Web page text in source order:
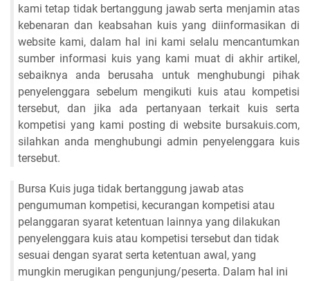
kami tetap tidak bertanggung jawab serta menjamin atas
kebenaran dan keabsahan kuis yang diinformasikan di
website kami, dalam hal ini kami selalu mencantumkan
sumber informasi kuis yang kami muat di akhir artikel,
sebaiknya anda berusaha untuk menghubungi pihak
penyelenggara sebelum mengikuti kuis atau kompetisi
tersebut, dan jika ada pertanyaan terkait kuis serta
kompetisi yang kami posting di website bursakuis.com,
silahkan anda menghubungi admin penyelenggara kuis
tersebut.
Bursa Kuis juga tidak bertanggung jawab atas
pengumuman kompetisi, kecurangan kompetisi atau
pelanggaran syarat ketentuan lainnya yang dilakukan
penyelenggara kuis atau kompetisi tersebut dan tidak
sesuai dengan syarat serta ketentuan awal, yang
mungkin merugikan pengunjung/peserta. Dalam hal ini